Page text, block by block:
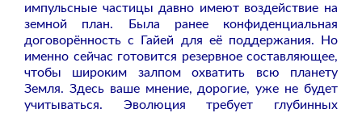
импульсные частицы давно имеют воздействие на
земной план. Была ранее конфиденциальная
договорённость с Гайей для её поддержания. Но
именно сейчас готовится резервное составляющее,
чтобы широким залпом охватить всю планету
Земля. Здесь ваше мнение, дорогие, уже не будет
учитываться. Эволюция требует глубинных